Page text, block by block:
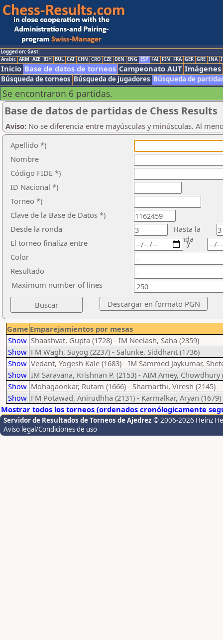
Logged on: Gast
Arabic ARM AZE BIH BUL CAT CHN CRO CZE DEN ENG ESP FAI FIN FRA GER GRE INA
Inicio Base de datos de torneos Campeonato AUT Imágenes
Búsqueda de torneos Búsqueda de jugadores Búsqueda de
Se encontraron 6 partidas.
Base de datos de partidas de Chess Results
Aviso: No se diferencia entre mayúsculas y minúsculas. Al
Apellido *)
Nombre
Código FIDE *)
ID Nacional *)
Torneo *)
Clave de la Base de Datos *)
Desde la ronda
Hasta la
ronda
El torneo finaliza entre
Color
Resultado
y
Maximum number of lines
Game Emparejamientos por mesas
Show Shaashvat, Gupta (1728) - IM Neelash, Saha (2359)
Show FM Wagh, Suyog (2237) - Salunke, Siddhant (1736)
Show Vedant, Yogesh Kale (1683) - IM Sammed Jaykumar,
Show IM Saravana, Krishnan P. (2153) - AIM Amey, Chowdhury
Show Mohagaonkar, Rutam (1666) - Sharnarthi, Viresh (2145)
Show FM Potawad, Anirudhha (2131) - Karmalkar, Aryan (1679)
Mostrar todos los torneos (ordenados cronólogicamente
Servidor de Resultados de Torneos de Ajedrez © 2006-2026 Heinz
Aviso legal/Condiciones de uso